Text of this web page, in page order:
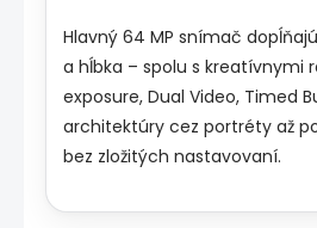
Hlavný 64 MP snímač
a hĺbka – spolu s kreatívnymi
exposure, Dual Video, Timed
architektúry cez portréty až
bez zložitých nastavovaní.